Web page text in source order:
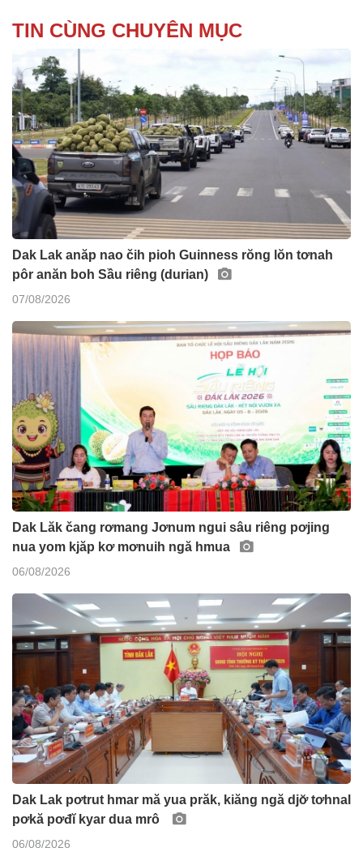
TIN CÙNG CHUYÊN MỤC
Dak Lak anăp nao čih pioh Guinness rŏng lŏn tơnah
pôr anăn boh Sầu riêng (durian)
07/08/2026
Dak Lăk čang rơmang Jơnum ngui sâu riêng pơjing
nua yom kjăp kơ mơnuih ngă hmua
06/08/2026
Dak Lak pơtrut hmar mă yua prăk, kiăng ngă djơ̆ tơhnal
pơkă pơđĭ kyar dua mrô
06/08/2026